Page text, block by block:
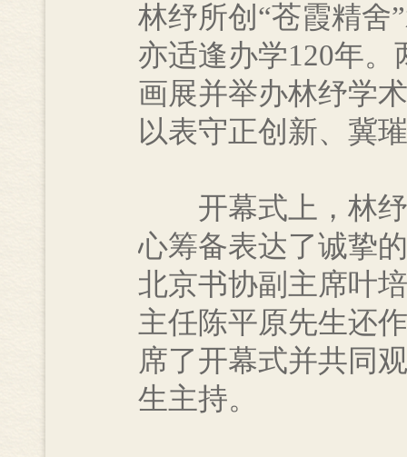
林纾所创“苍霞精舍
亦适逢办学120年
画展并举办林纾学
以表守正创新、冀
开幕式上，林纾
心筹备表达了诚挚
北京书协副主席叶
主任陈平原先生还
席了开幕式并共同
生主持。